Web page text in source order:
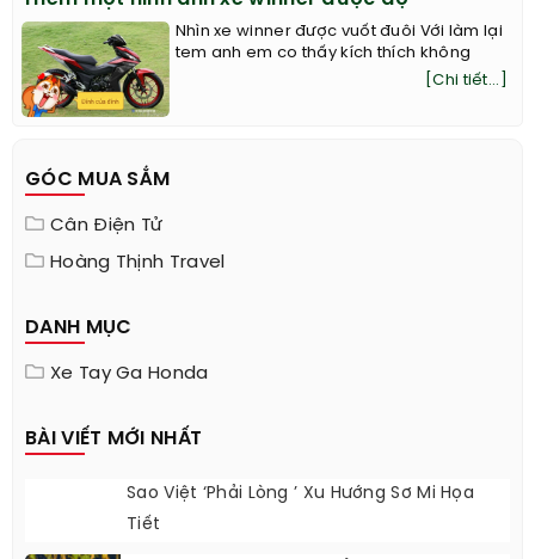
Nhìn xe winner được vuốt đuôi Với làm lại
tem anh em co thấy kích thích không
[Chi tiết...]
GÓC MUA SẮM
Cân Điện Tử
Hoàng Thịnh Travel
DANH MỤC
Xe Tay Ga Honda
BÀI VIẾT MỚI NHẤT
Sao Việt ‘phải Lòng ’ Xu Hướng Sơ Mi Họa
Tiết